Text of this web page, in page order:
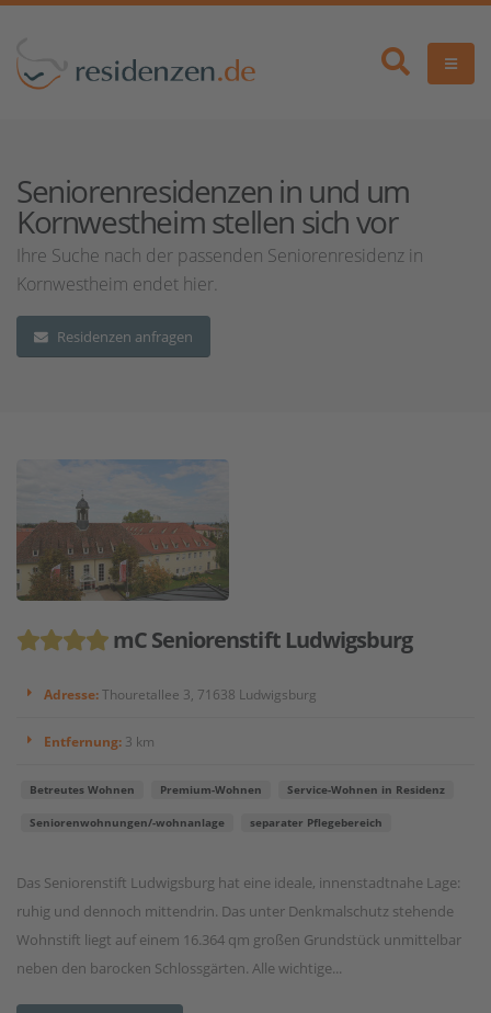
Seniorenresidenzen in und um
Kornwestheim stellen sich vor
Ihre Suche nach der passenden Seniorenresidenz in
Kornwestheim endet hier.
Residenzen anfragen
mC Seniorenstift Ludwigsburg
Adresse:Thouretallee 3, 71638 Ludwigsburg
Entfernung: 3 km
Betreutes Wohnen Premium-Wohnen Service-Wohnen in Residenz
Seniorenwohnungen/-wohnanlage separater Pflegebereich
Das Seniorenstift Ludwigsburg hat eine ideale, innenstadtnahe Lage:
ruhig und dennoch mittendrin. Das unter Denkmalschutz stehende
Wohnstift liegt auf einem 16.364 qm großen Grundstück unmittelbar
neben den barocken Schlossgärten. Alle wichtige...